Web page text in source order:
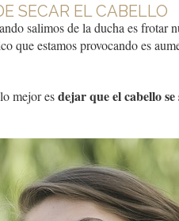
SECAR EL CABELLO
salimos de la ducha es frotar
que estamos provocando es
mejor esdejar que el cabello